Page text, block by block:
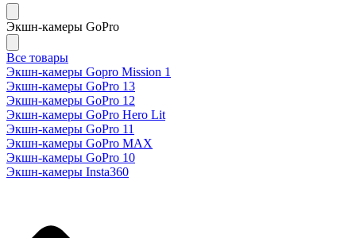
Экшн-камеры GoPro
Все товары
Экшн-камеры Gopro Mission 1
Экшн-камеры GoPro 13
Экшн-камеры GoPro 12
Экшн-камеры GoPro Hero Lit
Экшн-камеры GoPro 11
Экшн-камеры GoPro MAX
Экшн-камеры GoPro 10
Экшн-камеры Insta360